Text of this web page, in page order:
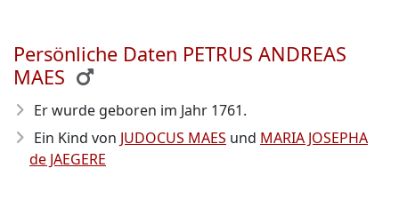
Persönliche Daten PETRUS ANDREAS
MAES
Er wurde geboren im Jahr 1761.
Ein Kind von JUDOCUS MAES und MARIA JOSEPHA
de JAEGERE